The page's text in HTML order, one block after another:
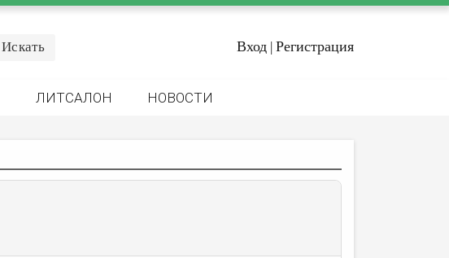
Вход | Регистрация
ЛИТСАЛОН НОВОСТИ